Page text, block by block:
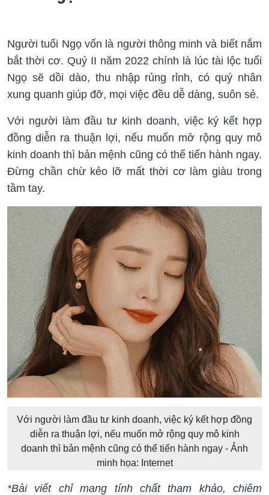
Người tuổi Ngọ vốn là người thông minh và biết nắm
bắt thời cơ. Quý II năm 2022 chính là lúc tài lộc tuổi
Ngọ sẽ dồi dào, thu nhập rủng rỉnh, có quý nhân
xung quanh giúp đỡ, mọi việc đều dễ dàng, suôn sẻ.
Với người làm đầu tư kinh doanh, việc ký kết hợp
đồng diễn ra thuận lợi, nếu muốn mở rộng quy mô
kinh doanh thì bản mệnh cũng có thể tiến hành ngay.
Đừng chần chừ kẻo lỡ mất thời cơ làm giàu trong
tầm tay.
Với người làm đầu tư kinh doanh, việc ký kết hợp đồng
diễn ra thuận lợi, nếu muốn mở rộng quy mô kinh
doanh thì bản mệnh cũng có thể tiến hành ngay - Ảnh
minh họa: Internet
*Bài viết chỉ mang tính chất tham khảo, chiêm